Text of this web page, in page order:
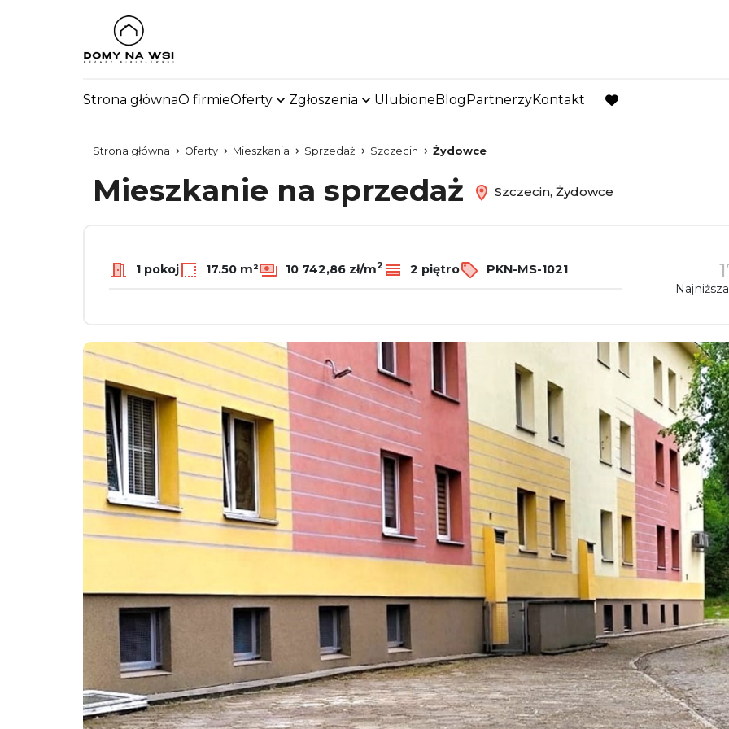
Strona głównaO firmieOferty Zgłoszenia UlubioneBlogPartnerzyKontakt
favorite
Strona główna Oferty Mieszkania Sprzedaż Szczecin Żydowce
Mieszkanie na sprzedaż Szczecin, Żydowce
1 pokoj 17.50 m² 10 742,86 zł/m2 2 piętro PKN-MS-1021